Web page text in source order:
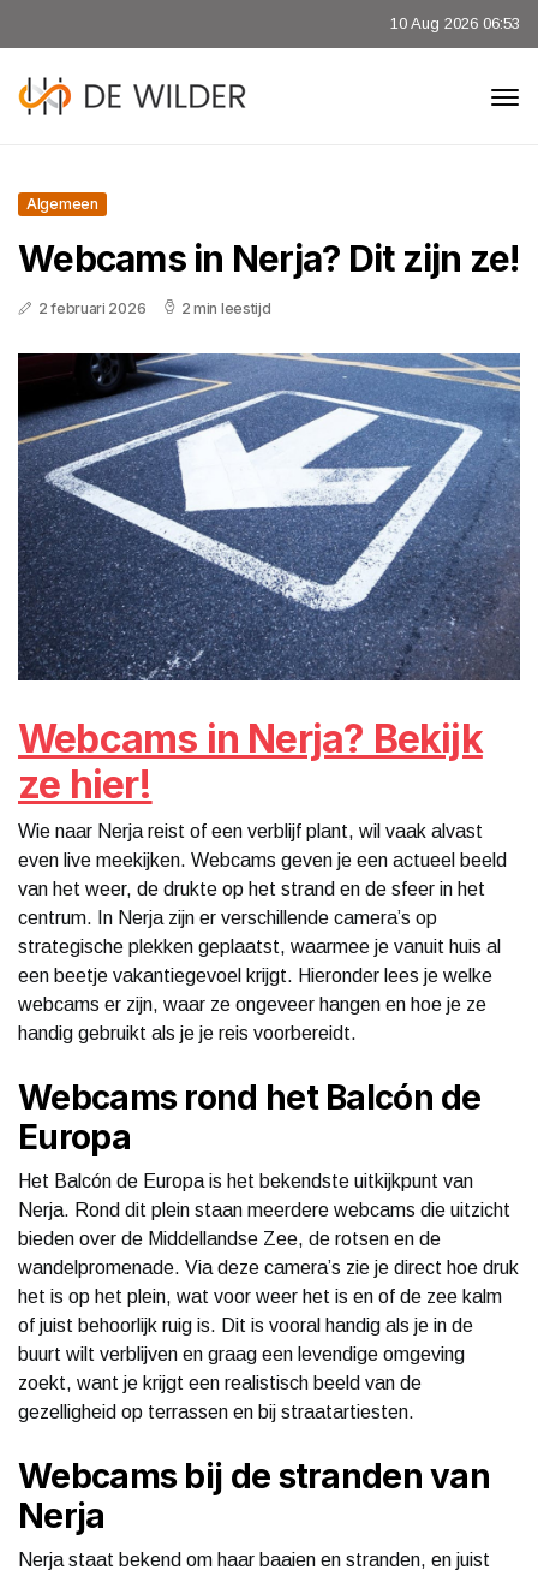
10 Aug 2026 06:53
Algemeen
Webcams in Nerja? Dit zijn ze!
2 februari 2026 2 min leestijd
Webcams in Nerja? Bekijk
ze hier!
Wie naar Nerja reist of een verblijf plant, wil vaak alvast
even live meekijken. Webcams geven je een actueel beeld
van het weer, de drukte op het strand en de sfeer in het
centrum. In Nerja zijn er verschillende camera’s op
strategische plekken geplaatst, waarmee je vanuit huis al
een beetje vakantiegevoel krijgt. Hieronder lees je welke
webcams er zijn, waar ze ongeveer hangen en hoe je ze
handig gebruikt als je je reis voorbereidt.
Webcams rond het Balcón de
Europa
Het Balcón de Europa is het bekendste uitkijkpunt van
Nerja. Rond dit plein staan meerdere webcams die uitzicht
bieden over de Middellandse Zee, de rotsen en de
wandelpromenade. Via deze camera’s zie je direct hoe druk
het is op het plein, wat voor weer het is en of de zee kalm
of juist behoorlijk ruig is. Dit is vooral handig als je in de
buurt wilt verblijven en graag een levendige omgeving
zoekt, want je krijgt een realistisch beeld van de
gezelligheid op terrassen en bij straatartiesten.
Webcams bij de stranden van
Nerja
Nerja staat bekend om haar baaien en stranden, en juist